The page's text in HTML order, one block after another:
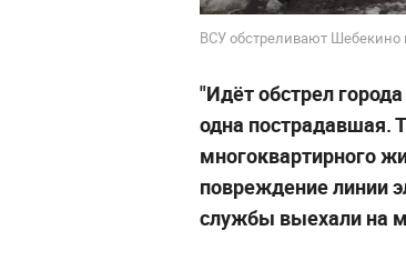
ВСУ обстреливают Шебекино
"Идёт обстрел
одна пострадавшая.
многоквартирного
повреждение линии
службы выехали на